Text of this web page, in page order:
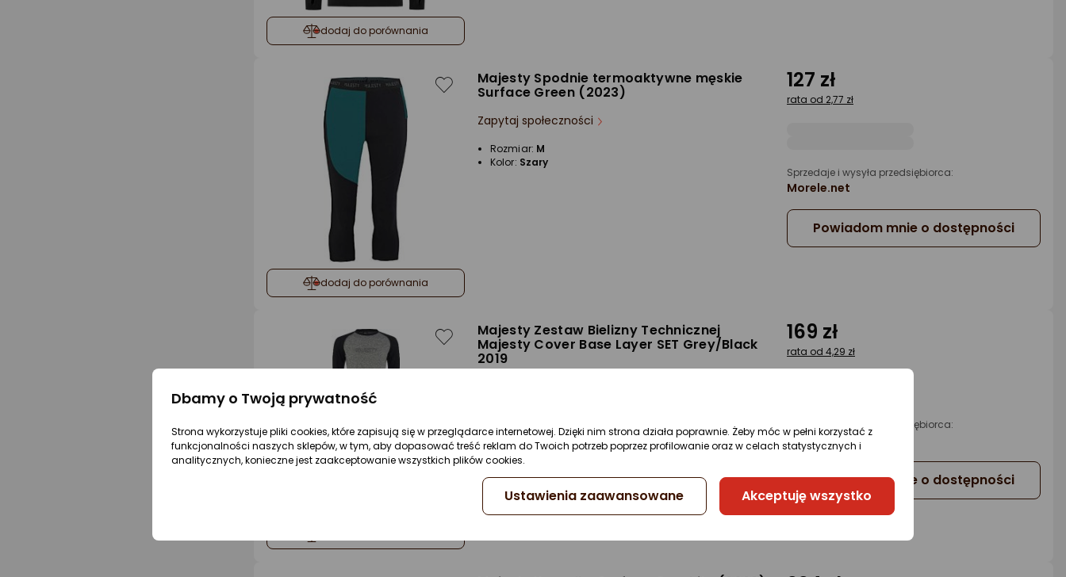
dodaj do porównania
dodaj do porównania
Majesty Spodnie termoaktywne męskie
Surface Green (2023)
Zapytaj społeczności
Rozmiar: M
Kolor: Szary
127 zł
rata od 2,77 zł
Sprzedaje i wysyła przedsiębiorca:
Morele.net
Powiadom mnie o dostępności
Majesty Zestaw Bielizny Technicznej
Majesty Cover Base Layer SET Grey/Black
2019
169 zł
rata od 4,29 zł
Sprzedaje i wysyła przedsiębiorca:
Morele.net
Powiadom mnie o dostępności
Dbamy o Twoją prywatność
Strona wykorzystuje pliki cookies, które zapisują się w przeglądarce internetowej. Dzięki nim strona działa poprawnie. Żeby móc w pełni korzystać z
funkcjonalności naszych sklepów, w tym, aby dopasować treść reklam do Twoich potrzeb poprzez profilowanie oraz w celach statystycznych i
analitycznych, konieczne jest zaakceptowanie wszystkich plików cookies.
Ustawienia zaawansowane Akceptuję wszystko